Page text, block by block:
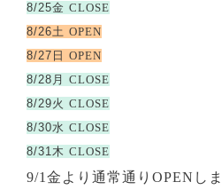
8/25金CLOSE
8/26土OPEN
8/27日OPEN
8/28月CLOSE
8/29火CLOSE
8/30水CLOSE
8/31木CLOSE
9/1金より通常通りOPENし